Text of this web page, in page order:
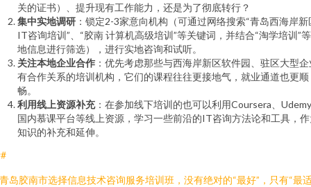
关的证书）、提升现有工作能力，还是为了彻底转行？
集中实地调研 ：锁定2-3家意向机构（可通过网络搜索“青岛西海岸新
IT咨询培训”、“胶南 计算机高级培训”等关键词，并结合“淘学培训”
地信息进行筛选），进行实地咨询和试听。
关注本地企业合作 ：优先考虑那些与西海岸新区软件园、驻区大型
有合作关系的培训机构，它们的课程往往更接地气，就业通道也更顺
畅。
利用线上资源补充：在参加线下培训的也可以利用Coursera、
国内慕课平台等线上资源，学习一些前沿的IT咨询方法论和工具，
知识的补充和延伸。
岛胶南市选择信息技术咨询服务培训班，没有绝对的“最好”，只有“最